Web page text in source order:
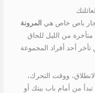
باص خاص هي المرونة
من الليل للحاق
تأخر أحد أفراد المجموعة
ووقت التحرك،
من أمام باب بيتك أو